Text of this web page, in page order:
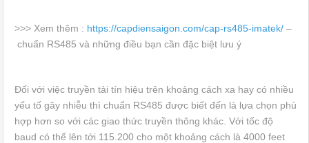
>>> Xem thêm : https://capdiensaigon.com/cap-rs485-imatek/ –
chuẩn RS485 và những điều bạn cần đặc biệt lưu ý
Đối với việc truyền tải tín hiệu trên khoảng cách xa hay có nhiều
yếu tố gây nhiễu thì chuẩn RS485 được biết đến là lựa chọn phù
hợp hơn so với các giao thức truyền thông khác. Với tốc độ
baud có thể lên tới 115.200 cho một khoảng cách là 4000 feet